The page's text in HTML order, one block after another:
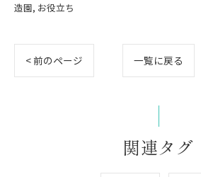
造園 お役立ち
< 前のページ 一覧に戻る
関連タグ